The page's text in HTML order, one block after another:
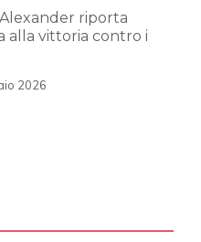
riporta
alla vittoria contro i
2026